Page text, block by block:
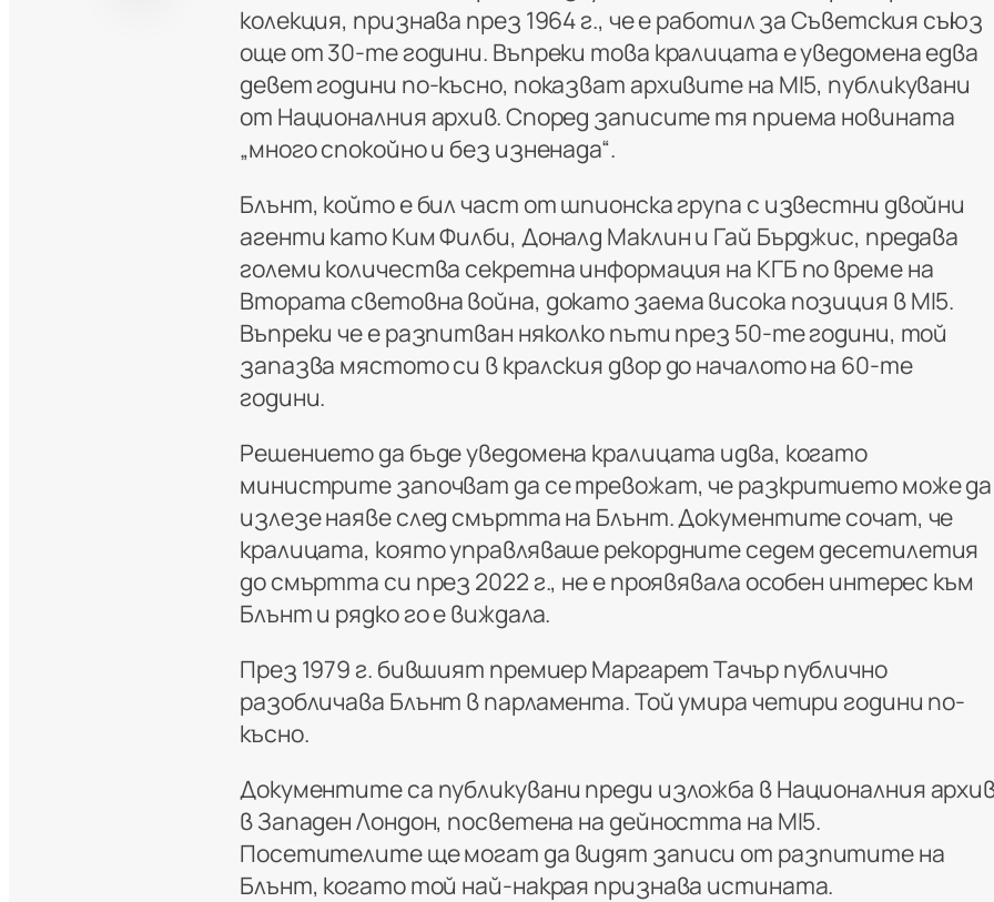
колекция, признава през 1964 г., че е работил за Съветския съюз
още от 30-те години. Въпреки това кралицата е уведомена едва
девет години по-късно, показват архивите на MI5, публикувани
от Националния архив. Според записите тя приема новината
„много спокойно и без изненада“.
Блънт, който е бил част от шпионска група с известни двойни
агенти като Ким Филби, Доналд Маклин и Гай Бърджис, предава
големи количества секретна информация на КГБ по време на
Втората световна война, докато заема висока позиция в MI5.
Въпреки че е разпитван няколко пъти през 50-те години, той
запазва мястото си в кралския двор до началото на 60-те
години.
Решението да бъде уведомена кралицата идва, когато
министрите започват да се тревожат, че разкритието може да
излезе наяве след смъртта на Блънт. Документите сочат, че
кралицата, която управляваше рекордните седем десетилетия
до смъртта си през 2022 г., не е проявявала особен интерес към
Блънт и рядко го е виждала.
През 1979 г. бившият премиер Маргарет Тачър публично
разобличава Блънт в парламента. Той умира четири години по-
късно.
Документите са публикувани преди изложба в Националния
в Западен Лондон, посветена на дейността на MI5.
Посетителите ще могат да видят записи от разпитите на
Блънт, когато той най-накрая признава истината.